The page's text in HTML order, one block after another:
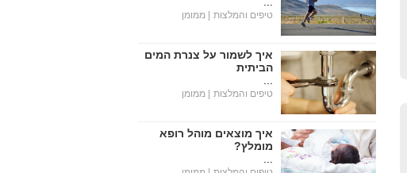
טיפים והמלצות | ממומן
איך לשמור על צנרת המים
הביתית
טיפים והמלצות | ממומן
איך מוצאים מוהל רופא
מומלץ?